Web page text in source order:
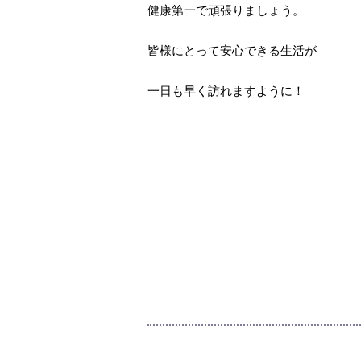
健康第一で頑張りましょう。
皆様にとって安心できる生活が
一日も早く訪れますように！